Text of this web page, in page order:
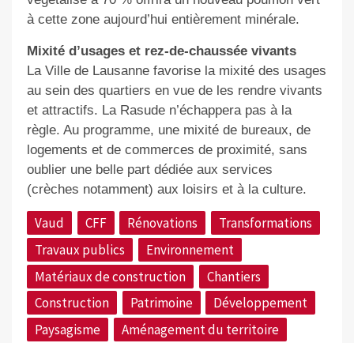
à cette zone aujourd’hui entièrement minérale.
Mixité d’usages et rez-de-chaussée vivants
La Ville de Lausanne favorise la mixité des usages
au sein des quartiers en vue de les rendre vivants
et attractifs. La Rasude n’échappera pas à la
règle. Au programme, une mixité de bureaux, de
logements et de commerces de proximité, sans
oublier une belle part dédiée aux services
(crèches notamment) aux loisirs et à la culture.
Vaud CFF Rénovations
Transformations
Travaux publics
Environnement
Matériaux de construction
Chantiers
Construction
Patrimoine
Développement
Paysagisme
Aménagement du territoire